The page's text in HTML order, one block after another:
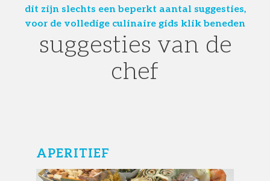
dit zijn slechts een beperkt aantal suggesties,
voor de volledige culinaire gids klik beneden
suggesties van de
chef
APERITIEF